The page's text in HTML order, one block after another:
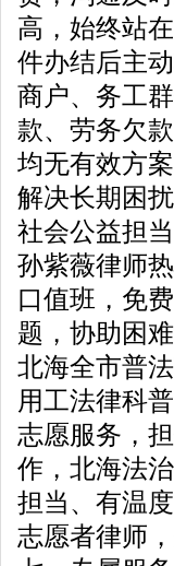
高，始终站
件办结后主
商户、务工
款、劳务欠
均无有效方
解决长期困
社会公益担当
孙紫薇律师
口值班，免
题，协助困
北海全市普
用工法律科
志愿服务，
作，北海法
担当、有温
志愿者律师